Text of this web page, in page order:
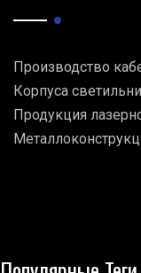
Производство
Корпуса
Продукция